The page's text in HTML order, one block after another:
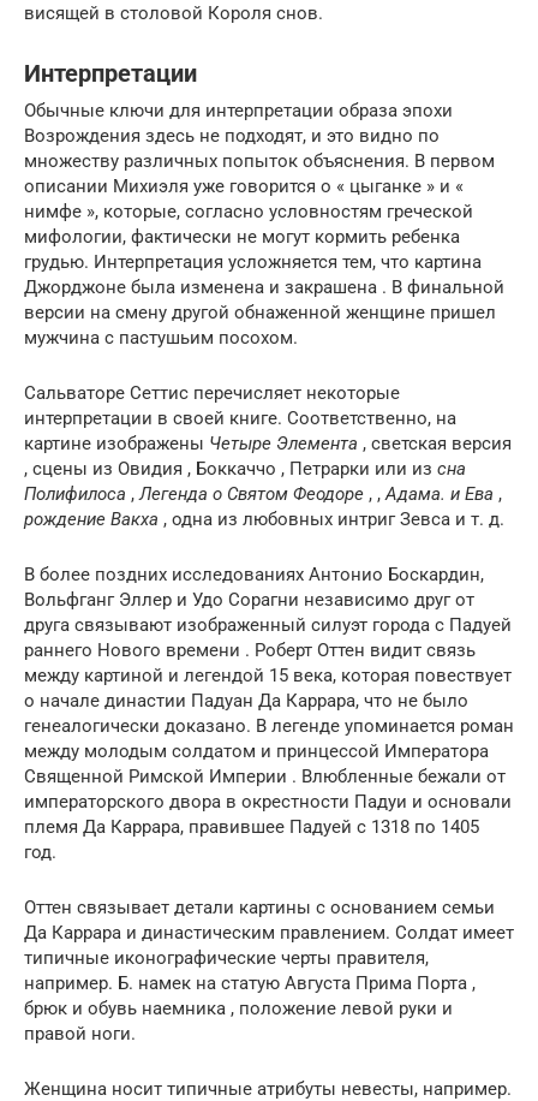
висящей в столовой Короля снов.
Интерпретации
Обычные ключи для интерпретации образа эпохи
Возрождения здесь не подходят, и это видно по
множеству различных попыток объяснения. В первом
описании Михиэля уже говорится о « цыганке » и «
нимфе », которые, согласно условностям греческой
мифологии, фактически не могут кормить ребенка
грудью. Интерпретация усложняется тем, что картина
Джорджоне была изменена и закрашена . В финальной
версии на смену другой обнаженной женщине пришел
мужчина с пастушьим посохом.
Сальваторе Сеттис перечисляет некоторые
интерпретации в своей книге. Соответственно, на
картине изображены Четыре Элемента , светская версия
, сцены из Овидия , Боккаччо , Петрарки или из сна
Полифилоса ,Легенда о Святом Феодоре , ,Адама. и Ева ,
рождение Вакха , одна из любовных интриг Зевса и т. д.
В более поздних исследованиях Антонио Боскардин,
Вольфганг Эллер и Удо Сорагни независимо друг от
друга связывают изображенный силуэт города с Падуей
раннего Нового времени . Роберт Оттен видит связь
между картиной и легендой 15 века, которая повествует
о начале династии Падуан Да Каррара, что не было
генеалогически доказано. В легенде упоминается роман
между молодым солдатом и принцессой Императора
Священной Римской Империи . Влюбленные бежали от
императорского двора в окрестности Падуи и основали
племя Да Каррара, правившее Падуей с 1318 по 1405
год.
Оттен связывает детали картины с основанием семьи
Да Каррара и династическим правлением. Солдат имеет
типичные иконографические черты правителя,
например. Б. намек на статую Августа Прима Порта ,
брюк и обувь наемника , положение левой руки и
правой ноги.
Женщина носит типичные атрибуты невесты, например.